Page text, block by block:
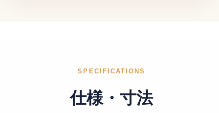
SPECIFICATIONS
仕様・寸法